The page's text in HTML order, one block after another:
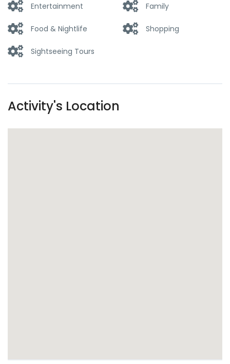
Entertainment Family
Food & Nightlife Shopping
Sightseeing Tours
Activity's Location